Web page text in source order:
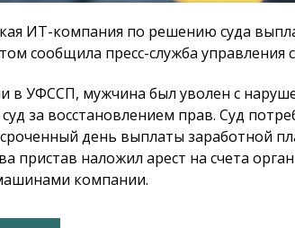
ИТ-компания по решению суда
сообщила пресс-служба
в УФССП, мужчина был уволен с
суд за восстановлением прав. Суд
день выплаты заработной
пристав наложил арест на счета
компании.